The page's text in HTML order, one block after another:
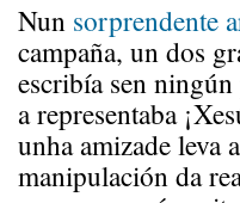
Nun sorprendente
campaña, un dos
escribía sen
a representaba
unha amizade leva
manipulación da